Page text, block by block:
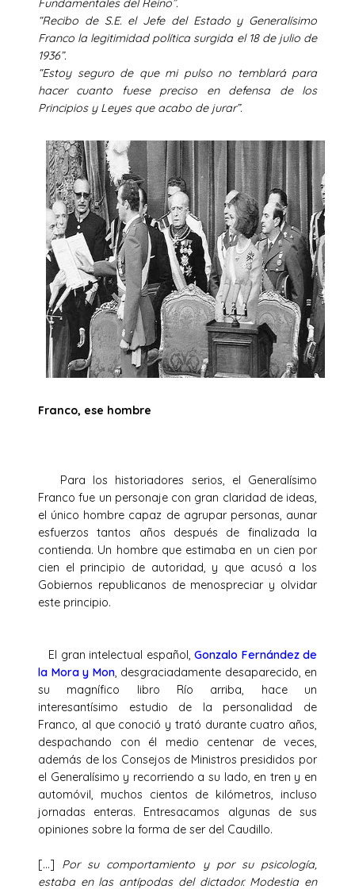
Fundamentales del Reino”.
“Recibo de S.E. el Jefe del Estado y Generalísimo
Franco la legitimidad política surgida el 18 de julio de
1936”.
“Estoy seguro de que mi pulso no temblará para
hacer cuanto fuese preciso en defensa de los
Principios y Leyes que acabo de jurar”.
Franco, ese hombre
Para los historiadores serios, el Generalísimo
Franco fue un personaje con gran claridad de ideas,
el único hombre capaz de agrupar personas, aunar
esfuerzos tantos años después de finalizada la
contienda. Un hombre que estimaba en un cien por
cien el principio de autoridad, y que acusó a los
Gobiernos republicanos de menospreciar y olvidar
este principio.
El gran intelectual español,Gonzalo Fernández de
la Mora y Mon, desgraciadamente desaparecido, en
su magnífico libro Río arriba, hace un
interesantísimo estudio de la personalidad de
Franco, al que conoció y trató durante cuatro años,
despachando con él medio centenar de veces,
además de los Consejos de Ministros presididos por
el Generalísimo y recorriendo a su lado, en tren y en
automóvil, muchos cientos de kilómetros, incluso
jornadas enteras. Entresacamos algunas de sus
opiniones sobre la forma de ser del Caudillo.
[…] Por su comportamiento y por su psicología,
estaba en las antípodas del dictador. Modestia en